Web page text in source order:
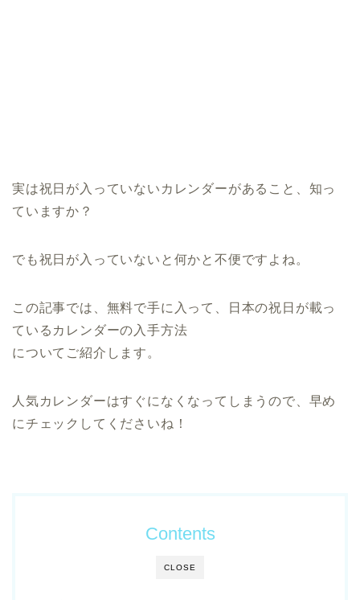
実は祝日が入っていないカレンダーがあること、知っ
ていますか？
でも祝日が入っていないと何かと不便ですよね。
この記事では、無料で手に入って、日本の祝日が載っ
ているカレンダーの入手方法
についてご紹介します。
人気カレンダーはすぐになくなってしまうので、早め
にチェックしてくださいね！
CLOSE
Contents